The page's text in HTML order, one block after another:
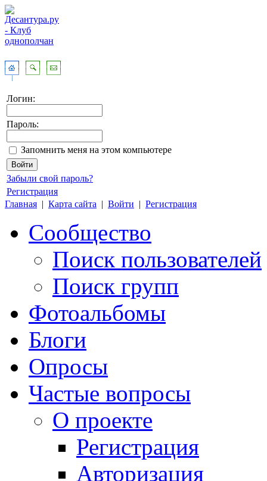
Логин:
Пароль:
Запомнить меня на этом компьютере
Забыли свой пароль?
Регистрация
Главная | Карта сайта | Войти | Регистрация
Сообщество
Поиск пользователей
Поиск групп
Фотоальбомы
Блоги
Опросы
Частые вопросы
О проекте
Регистрация
Авторизация